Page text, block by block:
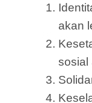
akan
sosial